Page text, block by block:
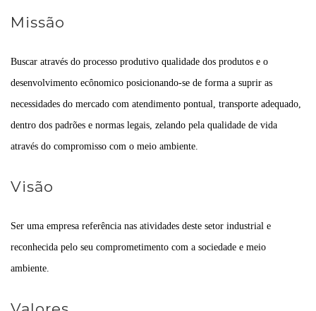
Missão
Buscar através do processo produtivo qualidade dos produtos e o
desenvolvimento ecônomico posicionando-se de forma a suprir as
necessidades do mercado com atendimento pontual, transporte adequado,
dentro dos padrões e normas legais, zelando pela qualidade de vida
através do compromisso com o meio ambiente.
Visão
Ser uma empresa referência nas atividades deste setor industrial e
reconhecida pelo seu comprometimento com a sociedade e meio
ambiente.